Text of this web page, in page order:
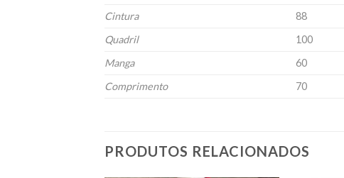
Cintura
88
Quadril
100
Manga
60
Comprimento
70
PRODUTOS RELACIONADOS